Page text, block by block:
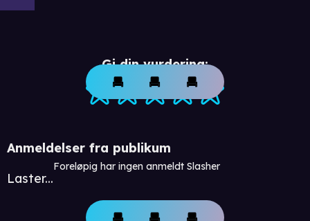
Gi din vurdering:
Anmeldelser fra publikum
Laster...
Foreløpig har ingen anmeldt Slasher